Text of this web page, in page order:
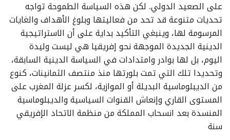
على الصعيد الدولي. لكن هذه السياسة الطموحة تواجه
تحديات متنوعة قد تحد من فعاليتها وبلوغ الأهداف والغايات
المرسومة لها، وينبغي التأكيد بداية على أن الاستراتيجية
الدينية الجديدة الموجهة نحو إفريقيا هي ليست وليدة
اليوم، بل لها بوادر وامتدادات في السياسة الدينية السابقة،
وتحديدا تلك التي تمت بلورتها منذ منتصف الثمانينات، كنوع
من الديبلوماسية البديلة أو الموازية، لكسر عزلة المغرب على
المستوى القاري وإنعاش القنوات السياسية والديبلوماسية
المنسدة بعد انسحاب المملكة من منظمة الاتحاد الإفريقي
سنة